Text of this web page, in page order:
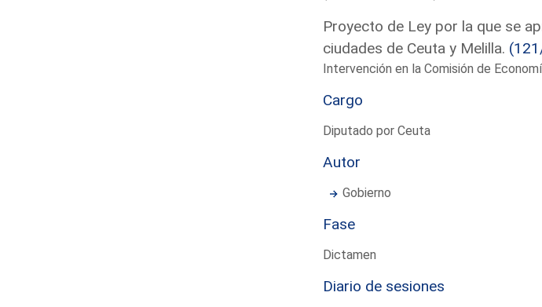
Proyecto de Ley por la que se
ciudades de Ceuta y Melilla.
Intervención en la Comisión de
Cargo
Diputado por Ceuta
Autor
Gobierno
Fase
Dictamen
Diario de sesiones